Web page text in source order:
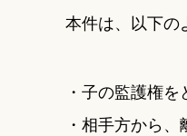
本件は、以下の
・子の監護権を
・相手方から